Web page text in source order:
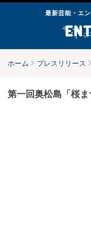
最新芸能・エ
ホーム プレスリリース
第一回奥松島「桜ま